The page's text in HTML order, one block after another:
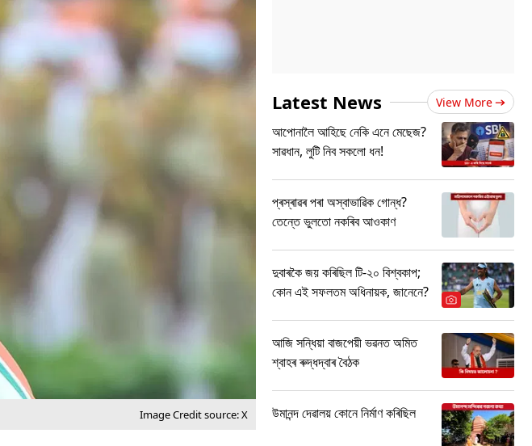
Image Credit source: X
Latest News View More
আপোনালৈ আহিছে নেকি এনে মেছেজ?
সাৱধান, লুটি নিব সকলো ধন!
প্ৰস্ৰাৱৰ পৰা অস্বাভাৱিক গোন্ধ?
তেন্তে ভুলতো নকৰিব আওকাণ
দুবাৰকৈ জয় কৰিছিল টি-২০ বিশ্বকাপ;
কোন এই সফলতম অধিনায়ক, জানেনে?
আজি সন্ধিয়া বাজপেয়ী ভৱনত অমিত
শ্বাহৰ ৰুদ্ধদ্বাৰ বৈঠক
উমানন্দ দেৱালয় কোনে নিৰ্মাণ কৰিছিল